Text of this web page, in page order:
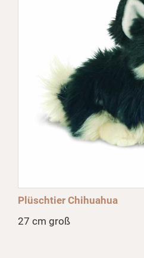
Plüschtier Chihuahua
27 cm groß